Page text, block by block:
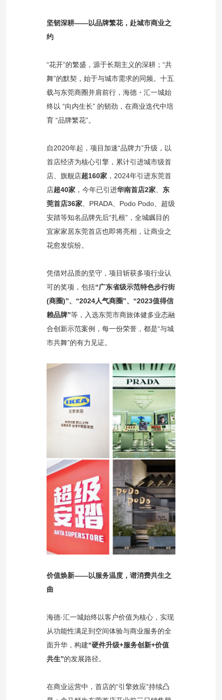
坚韧深耕——以品牌繁花，赴城市商业之
约
“花开”的繁盛，源于长期主义的深耕；“共
舞”的默契，始于与城市需求的同频。十五
载与东莞商圈并肩前行，海德・汇一城始
终以 “向内生长” 的韧劲，在商业迭代中培
育 “品牌繁花”。
自2020年起，项目加速“品牌力”升级，以
首店经济为核心引擎，累计引进城市级首
店、旗舰店超160家，2024年引进东莞首
店超40家，今年已引进华南首店2家、 东
莞首店36家、PRADA、Podo Podo、超级
安踏等知名品牌先后“扎根”，全城瞩目的
宜家家居东莞首店也即将亮相，让商业之
花愈发缤纷。
凭借对品质的坚守，项目斩获多项行业认
可的奖项，包括“广东省级示范特色步行街
(商圈)”、“2024人气商圈”、“2023值得信
赖品牌”等，入选东莞市商旅体健多业态融
合创新示范案例，每一份荣誉，都是“与城
市共舞”的有力见证。
价值焕新——以服务温度，谱消费共生之
曲
海德·汇一城始终以客户价值为核心，实现
从功能性满足到空间体验与商业服务的全
面升华，构建“硬件升级+服务创新+价值
共生”的发展路径。
在商业运营中，首店的“引擎效应”持续凸